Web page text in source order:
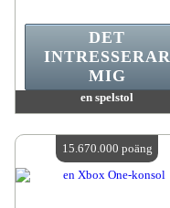
en spelstol
Antal tillgängliga:4
DET
INTRESSERAR
MIG
15.670.000 poäng